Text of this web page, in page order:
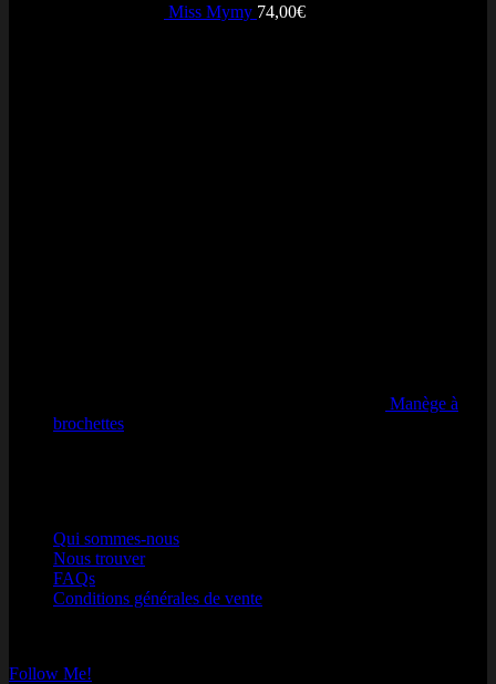
Miss Mymy 74,00€
Manège à
brochettes
Qui sommes-nous
Nous trouver
FAQs
Conditions générales de vente
Follow Me!